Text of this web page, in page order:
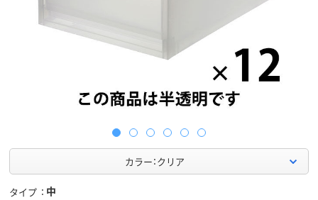
カラー：クリア
タイプ 中